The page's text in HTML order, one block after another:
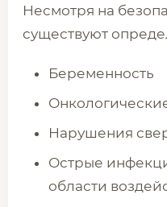
Несмотря на
существуют
Беременность
Нарушения
Острые
области